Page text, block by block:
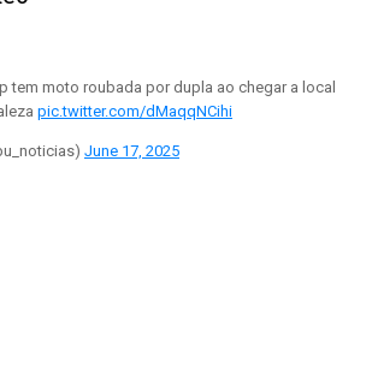
tem moto roubada por dupla ao chegar a local
pic.twitter.com/dMaqqNCihi
June 17, 2025